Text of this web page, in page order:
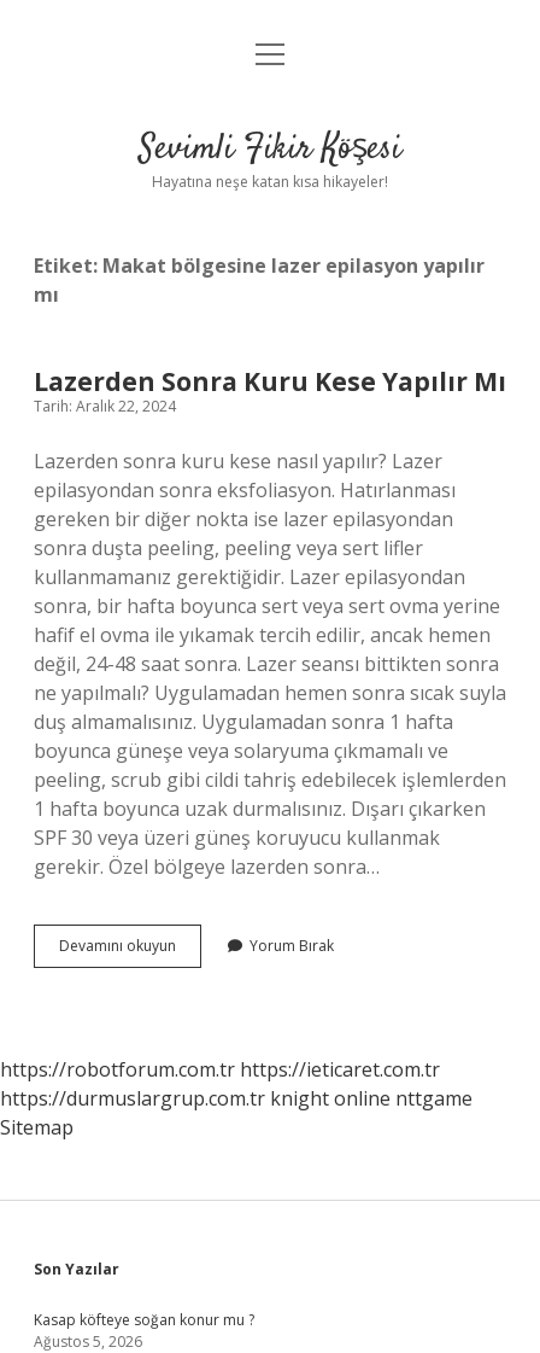
Anasayfa
Yasal Uyarı
menüyü
Sevimli Fikir Köşesi
Hayatına neşe katan kısa hikayeler!
Etiket: Makat bölgesine lazer epilasyon yapılır
mı
Lazerden Sonra Kuru Kese Yapılır Mı
Tarih: Aralık 22, 2024
Lazerden sonra kuru kese nasıl yapılır? Lazer
epilasyondan sonra eksfoliasyon. Hatırlanması
gereken bir diğer nokta ise lazer epilasyondan
sonra duşta peeling, peeling veya sert lifler
kullanmamanız gerektiğidir. Lazer epilasyondan
sonra, bir hafta boyunca sert veya sert ovma yerine
hafif el ovma ile yıkamak tercih edilir, ancak hemen
değil, 24-48 saat sonra. Lazer seansı bittikten sonra
ne yapılmalı? Uygulamadan hemen sonra sıcak suyla
duş almamalısınız. Uygulamadan sonra 1 hafta
boyunca güneşe veya solaryuma çıkmamalı ve
peeling, scrub gibi cildi tahriş edebilecek işlemlerden
1 hafta boyunca uzak durmalısınız. Dışarı çıkarken
SPF 30 veya üzeri güneş koruyucu kullanmak
gerekir. Özel bölgeye lazerden sonra…
Devamını okuyun Lazerden
Sonra
Yorum Bırak
https://robotforum.com.tr https://ieticaret.com.tr
https://durmuslargrup.com.tr knight online nttgame
Sitemap
Sidebar
Son Yazılar
Kasap köfteye soğan konur mu ?
Ağustos 5, 2026